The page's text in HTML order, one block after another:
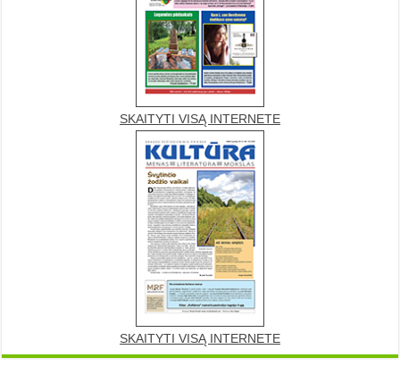
SKAITYTI VISĄ INTERNETE
SKAITYTI VISĄ INTERNETE